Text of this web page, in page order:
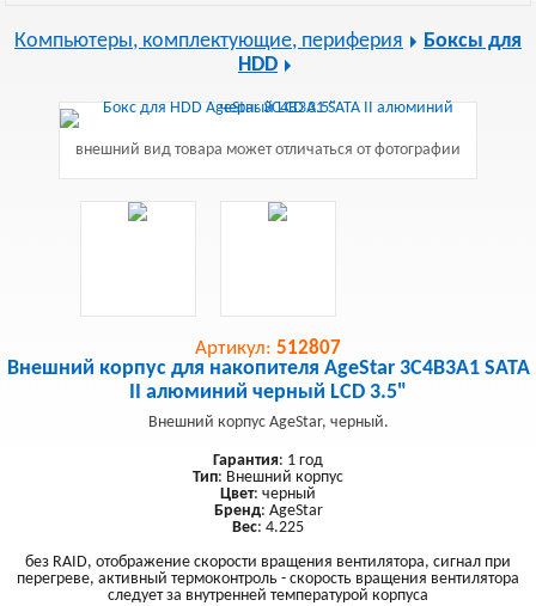
Компьютеры, комплектующие, периферия
Боксы для
HDD
внешний вид товара может отличаться от фотографии
Артикул: 512807
Внешний корпус для накопителя AgeStar 3C4B3A1 SATA
II алюминий черный LCD 3.5"
Внешний корпус AgeStar, черный.
Гарантия: 1 год
Тип: Внешний корпус
Цвет: черный
Бренд: AgeStar
Вес: 4.225
без RAID, отображение скорости вращения вентилятора, сигнал при
перегреве, активный термоконтроль - скорость вращения вентилятора
следует за внутренней температурой корпуса